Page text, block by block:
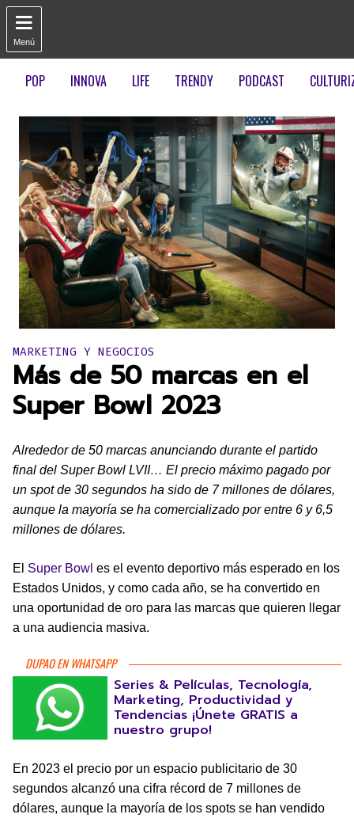

Menú
POP INNOVA LIFE TRENDY PODCAST
Publicado en:
MARKETING Y NEGOCIOS
Más de 50 marcas en el
Super Bowl 2023
Alrededor de 50 marcas anunciando durante el partido
final del Super Bowl LVII… El precio máximo pagado por
un spot de 30 segundos ha sido de 7 millones de dólares,
aunque la mayoría se ha comercializado por entre 6 y 6,5
millones de dólares.
El Super Bowl es el evento deportivo más esperado en los
Estados Unidos, y como cada año, se ha convertido en
una oportunidad de oro para las marcas que quieren llegar
a una audiencia masiva.
DUPAO EN WHATSAPP
Series & Películas, Tecnología,
Marketing, Productividad y
Tendencias ¡Únete GRATIS a
nuestro grupo!
En 2023 el precio por un espacio publicitario de 30
segundos alcanzó una cifra récord de 7 millones de
dólares, aunque la mayoría de los spots se han vendido